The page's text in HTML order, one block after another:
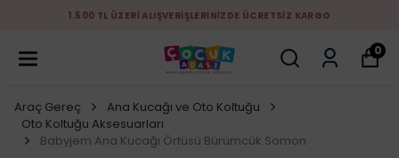
1.500 TL ÜZERİ ALIŞVERİŞLERİNİZDE ÜCRETSİZ KARGO
0
Araç Gereç
Ana Kucağı ve Oto Koltuğu
Oto Koltuğu Aksesuarları
Babyjem Ana Kucağı Örtüsü Bürümcük Somon